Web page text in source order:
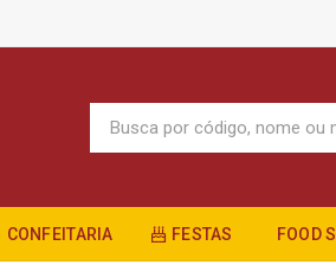
CONFEITARIA FESTAS FOOD